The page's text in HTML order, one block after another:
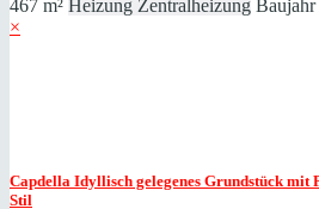
467 m² Heizung Zentralheizung Baujahr
×
Capdella Idyllisch gelegenes Grundstück
Stil